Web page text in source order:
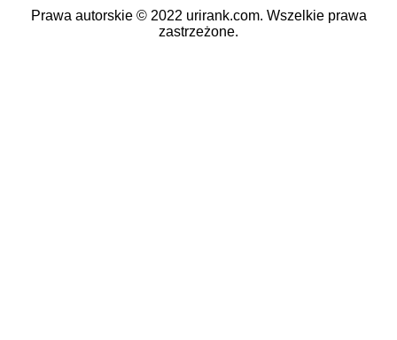
Prawa autorskie © 2022 urirank.com. Wszelkie prawa
zastrzeżone.